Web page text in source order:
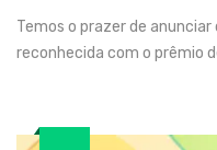
Temos o prazer de
reconhecida com o prêmio